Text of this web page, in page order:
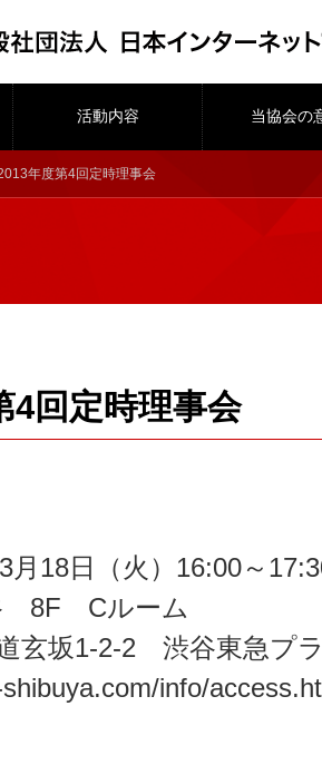
活動内容 当協会の
年度第4回定時理事会
4回定時理事会
月18日（火）16:00～
8F Cルーム
玄坂1-2-2 渋谷東急プ
info/